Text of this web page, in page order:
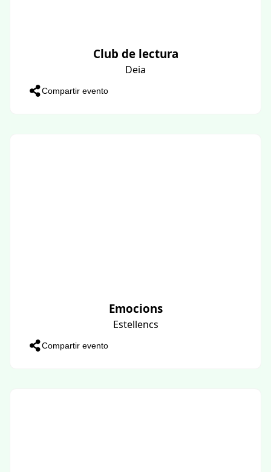
Club de lectura
Deia
Compartir evento
Emocions
Estellencs
Compartir evento